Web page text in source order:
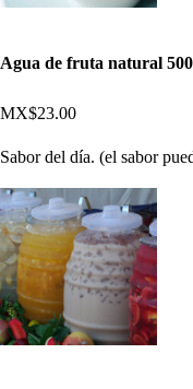
Agua de fruta natural
MX$23.00
Sabor del día. (el sabor